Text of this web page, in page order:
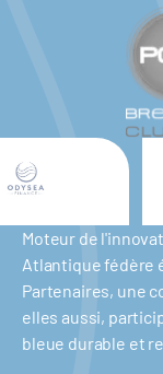
Moteur de
Atlantique fédère
Partenaires, une
elles aussi,
bleue durable et